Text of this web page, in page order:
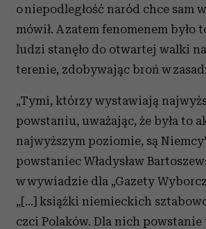
o niepodległość naród chce sam
mówił. A zatem fenomenem było
ludzi stanęło do otwartej walki
terenie, zdobywając broń w
„Tymi, którzy wystawiają
powstaniu, uważając, że była to
najwyższym poziomie, są
powstaniec Władysław
w wywiadzie dla „Gazety
„[…] książki niemieckich
czci Polaków. Dla nich